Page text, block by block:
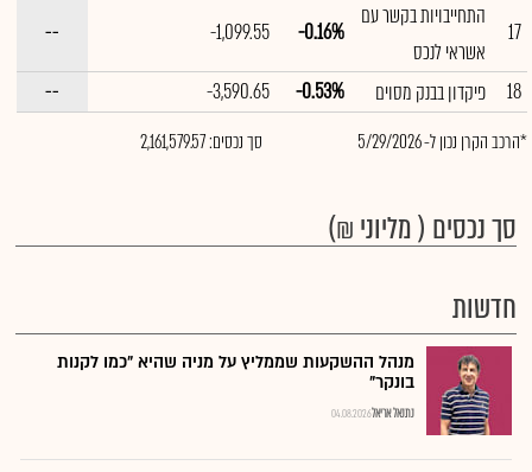
17
התחייבויות בקשר עם
אשראי לנכס
-0.16%
-1,099.55
--
18
פיקדון בבנק מסוים -0.53%
-3,590.65
--
*הרכב הקרן נכון ל- 5/29/2026 סך נכסים: 2,161,579.57
סך נכסים ( מליוני ₪)
חדשות
מנהל ההשקעות שממליץ על מניה שהיא "כמו לקנות
בונקר"
04.08.2026נתנאל אריאל